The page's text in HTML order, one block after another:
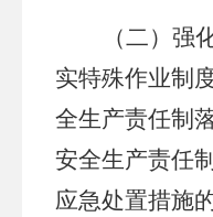
（二） 强
实特殊作业制
全生产责任制
安全生产责任
应急处置措施